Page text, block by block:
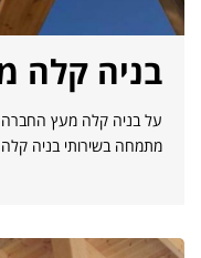
בניה קלה
על בניה קלה מעץ החברה
מתמחה בשירותי בניה